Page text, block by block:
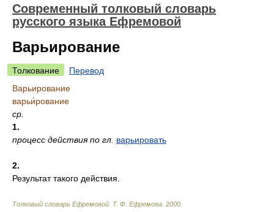
Современный толковый словарь
русского языка Ефремовой
Варьирование
Толкование
Перевод
Варьирование
варьи́рование
ср.
1.
процесс действия по гл. варьировать
2.
Результат такого действия.
Толковый словарь Ефремовой Т. Ф. Ефремова. 2000